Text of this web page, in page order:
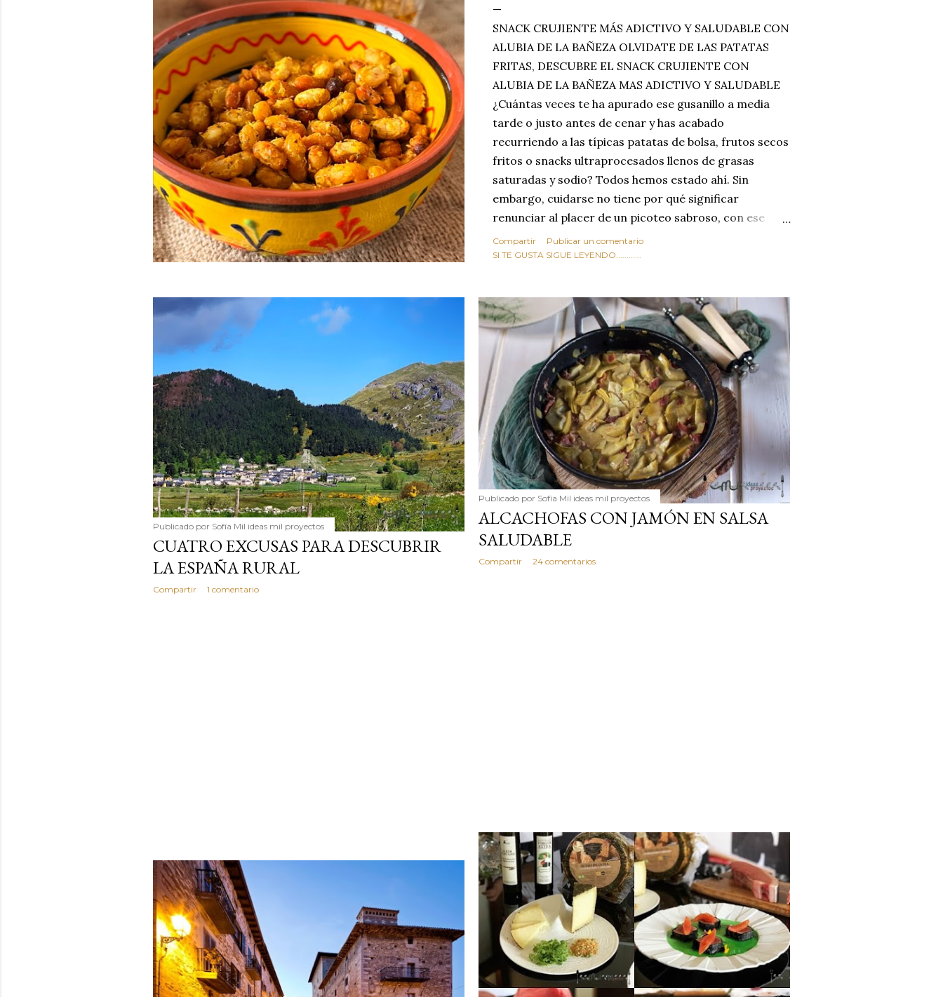
SNACK CRUJIENTE MÁS ADICTIVO Y SALUDABLE CON
ALUBIA DE LA BAÑEZA OLVIDATE DE LAS PATATAS
FRITAS, DESCUBRE EL SNACK CRUJIENTE CON
ALUBIA DE LA BAÑEZA MAS ADICTIVO Y SALUDABLE
¿Cuántas veces te ha apurado ese gusanillo a media
tarde o justo antes de cenar y has acabado
recurriendo a las típicas patatas de bolsa, frutos secos
fritos o snacks ultraprocesados llenos de grasas
saturadas y sodio? Todos hemos estado ahí. Sin
embargo, cuidarse no tiene por qué significar
renunciar al placer de un picoteo sabroso, con ese
toque tostado y crujiente que tanto nos satisface.
Estas alubias crujientes al horno van a cambiar por
tradicionales y copiosos de invierno. Con esta receta
simple pero revolucionaria, transformaremos un
ingrediente tan humilde como la alubia de La Bañeza
en un snack ligero, dorado, cargado de proteína y
100% natural. Es el sustituto perfecto a los frutos se...
Compartir
Publicar un comentario
SI TE GUSTA SIGUE LEYENDO............
Publicado por Sofía Mil ideas mil proyectos
CUATRO EXCUSAS PARA DESCUBRIR
LA ESPAÑA RURAL
Compartir 1 comentario
Publicado por Sofía Mil ideas mil proyectos
ALCACHOFAS CON JAMÓN EN SALSA
SALUDABLE
Compartir 24 comentarios